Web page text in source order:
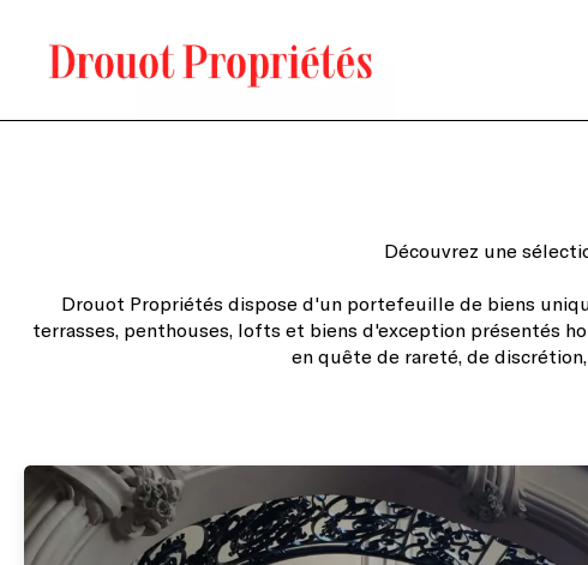
Découvrez une
Drouot Propriétés dispose d'un portefeuille de biens
terrasses, penthouses, lofts et biens d'exception présentés
en quête de rareté, de